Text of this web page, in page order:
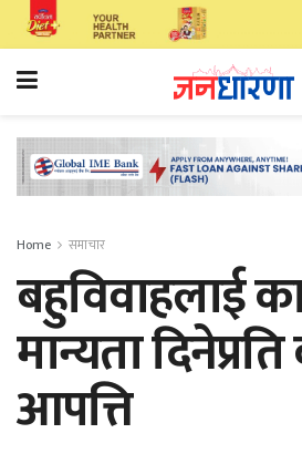
Home समाचार
बहुविवाहलाई
मान्यता
आपत्ति